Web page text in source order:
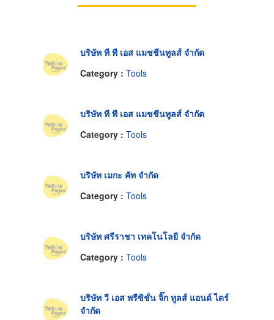
บริษัท ที พี เอส แมชชีนทูลส์ จำกัด
Category : Tools
บริษัท ที พี เอส แมชชีนทูลส์ จำกัด
Category : Tools
บริษัท เมกะ คัท จำกัด
Category : Tools
บริษัท ศรีราชา เทคโนโลยี จำกัด
Category : Tools
บริษัท วี เอส พรีซิชั่น จิ๊ก ทูลส์ แอนด์ ไดร์
จำกัด